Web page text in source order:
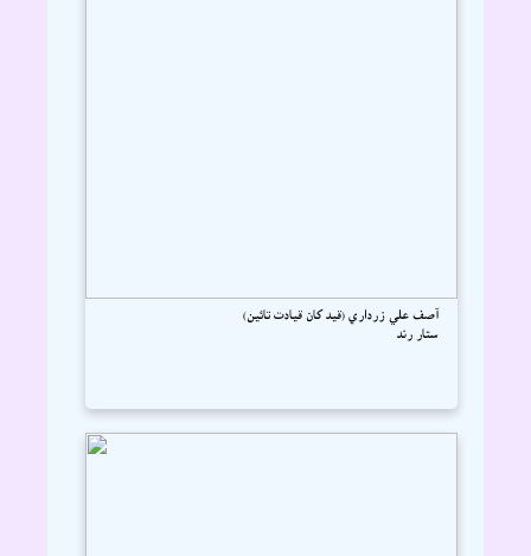
آصف علي زرداري (قيد کان قيادت تائين)